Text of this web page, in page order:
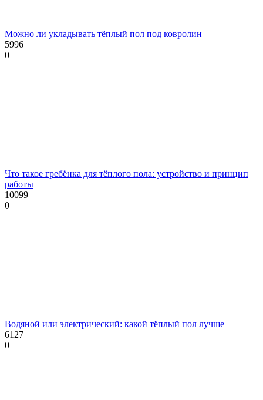
Можно ли укладывать тёплый пол под ковролин
5996
0
Что такое гребёнка для тёплого пола: устройство и принцип
работы
10099
0
Водяной или электрический: какой тёплый пол лучше
6127
0